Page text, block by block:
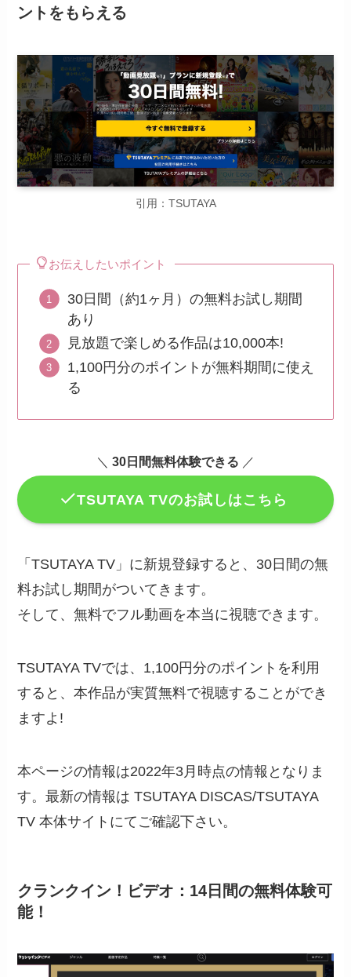
ントをもらえる
引用：TSUTAYA
お伝えしたいポイント
30日間（約1ヶ月）の無料お試し期間
あり
見放題で楽しめる作品は10,000本!
1,100円分のポイントが無料期間に使え
る
＼ 30日間無料体験できる ／
TSUTAYA TVのお試しはこちら
「TSUTAYA TV」に新規登録すると、30日間の無
料お試し期間がついてきます。
そして、無料でフル動画を本当に視聴できます。
TSUTAYA TVでは、1,100円分のポイントを利用
すると、本作品が実質無料で視聴することができ
ますよ!
本ページの情報は2022年3月時点の情報となりま
す。最新の情報は TSUTAYA DISCAS/TSUTAYA
TV 本体サイトにてご確認下さい。
クランクイン！ビデオ：14日間の無料体験可
能！